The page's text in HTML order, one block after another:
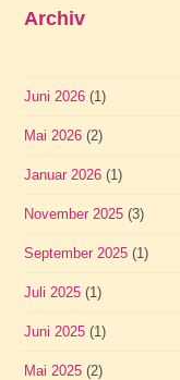
Archiv
Juni 2026 (1)
Mai 2026 (2)
Januar 2026 (1)
November 2025 (3)
September 2025 (1)
Juli 2025 (1)
Juni 2025 (1)
Mai 2025 (2)